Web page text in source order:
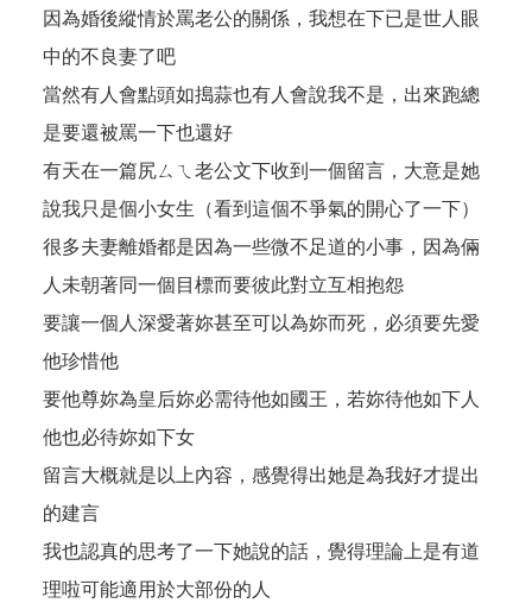
因為婚後縱情於罵老公的關係，我想在下已是世人眼
中的不良妻了吧
當然有人會點頭如搗蒜也有人會說我不是，出來跑總
是要還被罵一下也還好
有天在一篇尻ㄙㄟ老公文下收到一個留言，大意是她
說我只是個小女生（看到這個不爭氣的開心了一下）
很多夫妻離婚都是因為一些微不足道的小事，因為倆
人未朝著同一個目標而要彼此對立互相抱怨
要讓一個人深愛著妳甚至可以為妳而死，必須要先愛
他珍惜他
要他尊妳為皇后妳必需待他如國王，若妳待他如下人
他也必待妳如下女
留言大概就是以上內容，感覺得出她是為我好才提出
的建言
我也認真的思考了一下她說的話，覺得理論上是有道
理啦可能適用於大部份的人